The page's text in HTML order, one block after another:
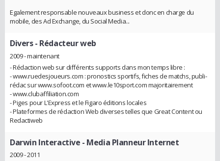
Egalement responsable nouveaux business et donc en charge du
mobile, des Ad Exchange, du Social Media...
Divers- Rédacteur web
2009 - maintenant
- Rédaction web sur différents supports dans mon temps libre :
- www.ruedesjoueurs.com : pronostics sportifs, fiches de matchs, publi-
rédac sur www.sofoot.com et www.le10sport.com majoritairement
- www.clubaffiliation.com
- Piges pour L'Express et le Figaro éditions locales
- Plateformes de rédaction Web diverses telles que Great Content ou
Redactiweb
Darwin Interactive - Media Planneur Internet
2009 - 2011